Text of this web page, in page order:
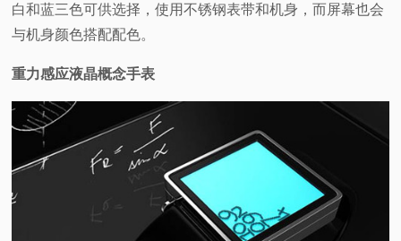
白和蓝三色可供选择，使用不锈钢表带和机身，而屏幕也会
与机身颜色搭配配色。
重力感应液晶概念手表